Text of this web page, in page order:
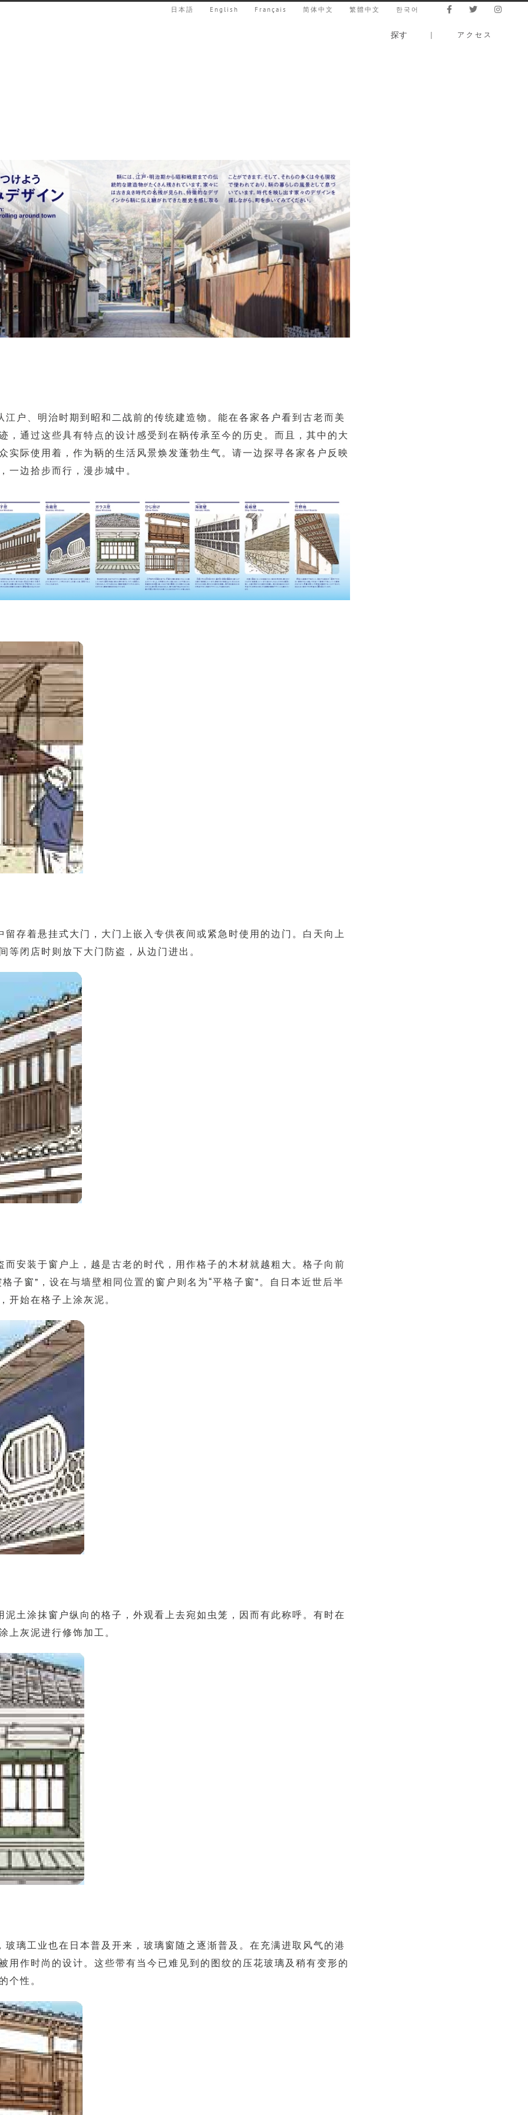
日本語 English Français 简体中文 繁體中文 한국어
探す アクセス
江户、明治时期到昭和二战前的传统建造物。能在各家各户看到古老而美
，通过这些具有特点的设计感受到在鞆传承至今的历史。而且，其中的大
实际使用着，作为鞆的生活风景焕发蓬勃生气。请一边探寻各家各户反映
一边拾步而行，漫步城中。
留存着悬挂式大门，大门上嵌入专供夜间或紧急时使用的边门。白天向上
等闭店时则放下大门防盗，从边门进出。
而安装于窗户上，越是古老的时代，用作格子的木材就越粗大。格子向前
子窗”，设在与墙壁相同位置的窗户则名为“平格子窗”。自日本近世后半
开始在格子上涂灰泥。
泥土涂抹窗户纵向的格子，外观看上去宛如虫笼，因而有此称呼。有时在
上灰泥进行修饰加工。
玻璃工业也在日本普及开来，玻璃窗随之逐渐普及。在充满进取风气的港
用作时尚的设计。这些带有当今已难见到的图纹的压花玻璃及稍有变形的
个性。